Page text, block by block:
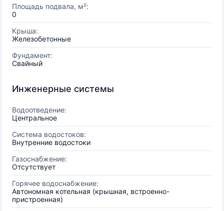
Площадь подвала, м²:
0
Крыша:
Железобетонные
Фундамент:
Свайный
Инженерные системы
Водоотведение:
Центральное
Система водостоков:
Внутренние водостоки
Газоснабжение:
Отсутствует
Горячее водоснабжение:
Автономная котельная (крышная, встроенно-
пристроенная)